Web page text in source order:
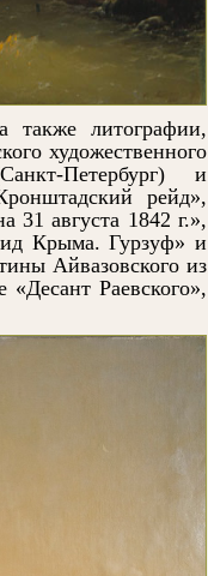
также литографии,
художественного
Петербург) и
рейд»,
31 августа 1842 г.»,
Крыма. Гурзуф» и
Айвазовского из
«Десант Раевского»,